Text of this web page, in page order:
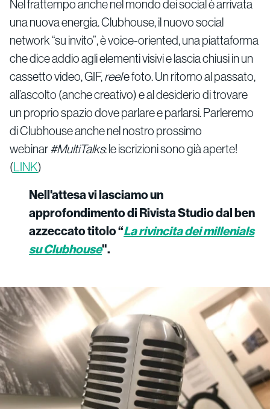
Nel frattempo anche nel mondo dei social è arrivata
una nuova energia. Clubhouse, il nuovo social
network “su invito”, è voice-oriented, una piattaforma
che dice addio agli elementi visivi e lascia chiusi in un
cassetto video, GIF,reele foto. Un ritorno al passato,
all’ascolto (anche creativo) e al desiderio di trovare
un proprio spazio dove parlare e parlarsi. Parleremo
di Clubhouse anche nel nostro prossimo
webinar#MultiTalks: le iscrizioni sono già aperte!
(LINK)
Nell'attesa vi lasciamo un
approfondimento di Rivista Studio dal ben
azzeccato titolo “La rivincita dei millenials
su Clubhouse".